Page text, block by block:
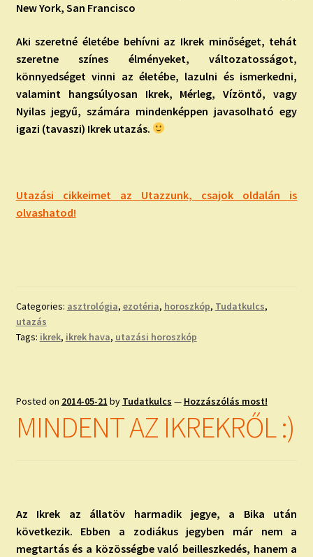
New York, San Francisco
Aki szeretné életébe behívni az Ikrek minőséget, tehát
szeretne színes élményeket, változatosságot,
könnyedséget vinni az életébe, lazulni és ismerkedni,
valamint hangsúlyosan Ikrek, Mérleg, Vízöntő, vagy
Nyilas jegyű, számára mindenképpen javasolható egy
igazi (tavaszi) Ikrek utazás.
Utazási cikkeimet az Utazzunk, csajok oldalán is
olvashatod!
Categories: asztrológia, ezotéria, horoszkóp, Tudatkulcs,
utazás
Tags: ikrek, ikrek hava, utazási horoszkóp
Posted on 2014-05-21 by Tudatkulcs — Hozzászólás most!
MINDENT AZ IKREKRŐL :)
Az Ikrek az állatöv harmadik jegye, a Bika után
következik. Ebben a zodiákus jegyben már nem a
megtartás és a közösségbe való beilleszkedés, hanem a